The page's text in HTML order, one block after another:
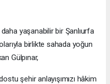
yaşanabilir bir Şanlıurfa
birlikte sahada yoğun
Gülpınar,
şehir anlayışımızı hâkim